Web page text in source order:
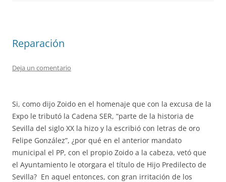
Reparación
Deja un comentario
Si, como dijo Zoido en el homenaje que con la excusa de la
Expo le tributó la Cadena SER, “parte de la historia de
Sevilla del siglo XX la hizo y la escribió con letras de oro
Felipe González”, ¿por qué en el anterior mandato
municipal el PP, con el propio Zoido a la cabeza, vetó que
el Ayuntamiento le otorgara el título de Hijo Predilecto de
Sevilla? En aquel entonces, con gran irritación de los